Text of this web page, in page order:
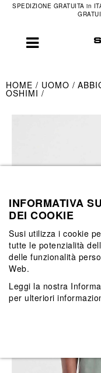
SPEDIZIONE GRATUITA in
HOME UOMO
OSHIMI
INFORMATIVA
DEI COOKIE
Susi utilizza i cookie
tutte le potenzialità
delle funzionalità
Web.
Leggi la nostra
per ulteriori